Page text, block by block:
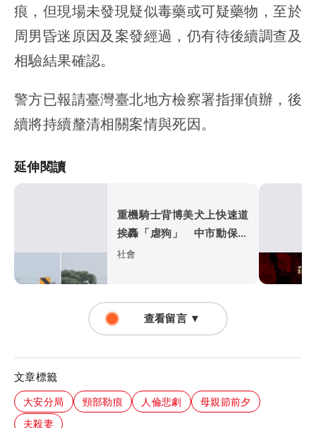
痕，但現場未發現疑似毒藥或可疑藥物，至於
周男昏迷原因及案發經過，仍有待後續調查及
相驗結果確認。
警方已報請臺灣臺北地方檢察署指揮偵辦，後
續將持續釐清相關案情與死因。
延伸閱讀
重機騎士背博美犬上快速道
挨轟「虐狗」 中市動保處
回應了
社會
查看留言 ▼
文章標籤
大安分局 頸部勒痕 人倫悲劇
母親節前夕
夫殺妻